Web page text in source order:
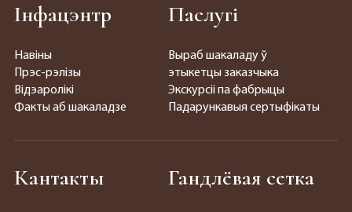
Інфацэнтр
Навіны
Прэс-рэлізы
Відэаролікі
Факты аб шакаладзе
Паслугі
Выраб шакаладу ў
этыкетцы заказчыка
Экскурсіі па фабрыцы
Падарункавыя сертыфікаты
Кантакты Гандлёвая сетка